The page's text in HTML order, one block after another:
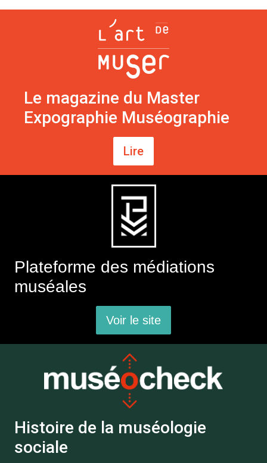
Le magazine du Master
Expographie Muséographie
Lire
Plateforme des médiations
muséales
Voir le site
Histoire de la muséologie
sociale